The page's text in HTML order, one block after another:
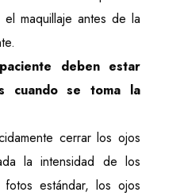
Intel i5
disk space for installing
space recommended for
(4K monitors supported at
ports (USB 2.0)
maquillaje antes de la
deben estar
cuando se toma la
cerrar los ojos
la intensidad de los
estándar, los ojos